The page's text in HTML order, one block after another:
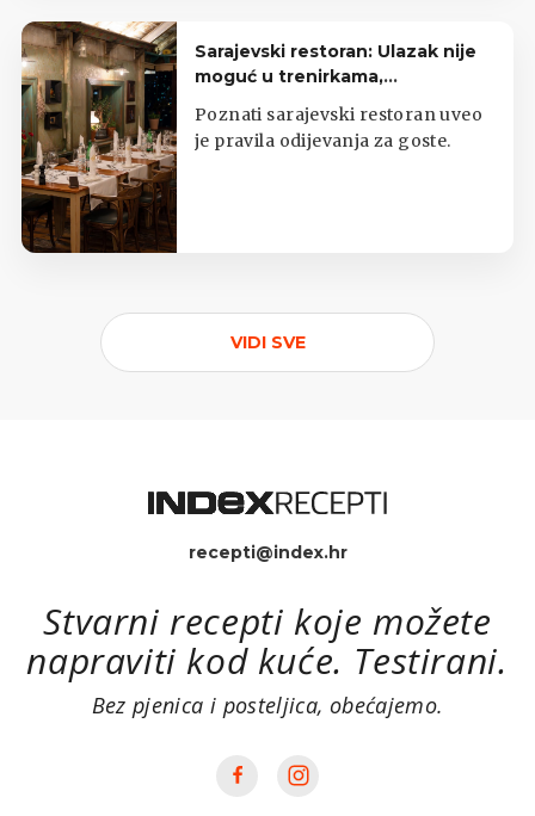
Sarajevski restoran: Ulazak nije
moguć u trenirkama,
potkošuljama i japankama
Poznati sarajevski restoran uveo
je pravila odijevanja za goste.
VIDI SVE
recepti@index.hr
Stvarni recepti koje možete
napraviti kod kuće. Testirani.
Bez pjenica i posteljica, obećajemo.